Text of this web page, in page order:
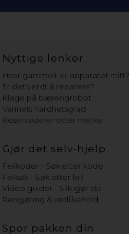
Nyttige lenker
Hvor gammelt er apparatet mitt?
Er det verdt å reparere?
Klage på bassengrobot
Vannets hardhetsgrad
Reservedeler etter merke
Gjør det selv-hjelp
Feilkoder - Søk etter kode
Feilsøk - Søk etter feil
Video guider - Slik gjør du
Rengjøring & vedlikehold
Spor pakken din